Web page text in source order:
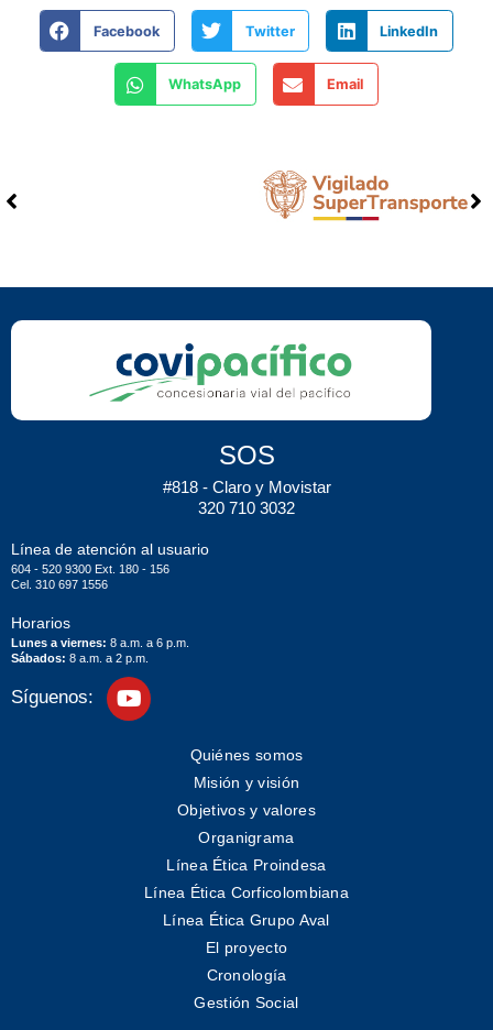
Facebook Twitter LinkedIn
WhatsApp Email
SOS
#818 - Claro y Movistar
320 710 3032
Línea de atención al usuario
604 - 520 9300 Ext. 180 - 156
Cel. 310 697 1556
Horarios
Lunes a viernes: 8 a.m. a 6 p.m.
Sábados: 8 a.m. a 2 p.m.
Síguenos:
Quiénes somos
Misión y visión
Objetivos y valores
Organigrama
Línea Ética Proindesa
Línea Ética Corficolombiana
Línea Ética Grupo Aval
El proyecto
Cronología
Gestión Social